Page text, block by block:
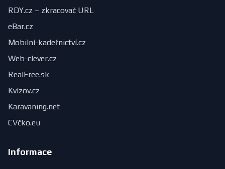
RDY.cz – zkracovač URL
eBar.cz
Mobilní-kadeřnictví.cz
Web-clever.cz
RealFree.sk
Kvízov.cz
Karavaning.net
CVčko.eu
Informace